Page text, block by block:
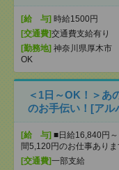
[給 与] 時給1500円
[交通費]交通費支給有り
[勤務地] 神奈川県厚木市
OK
＜1日～OK！＞あ
のお手伝い！[アル
[給 与] ■日給16,840円
間5,120円のお仕事ありま
[交通費]一部支給